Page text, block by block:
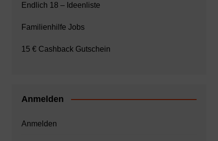
Endlich 18 – Ideenliste
Familienhilfe Jobs
15 € Cashback Gutschein
Anmelden
Anmelden